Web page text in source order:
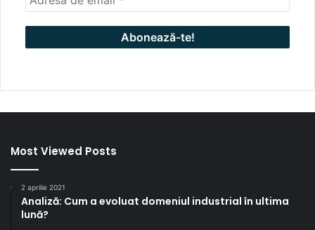
Most Viewed Posts
2 aprilie 2021
Analiză: Cum a evoluat domeniul industrial în ultima
lună?